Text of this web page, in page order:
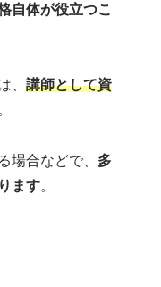
自体が役立つこ
、講師として資
場合などで、 多
ます。